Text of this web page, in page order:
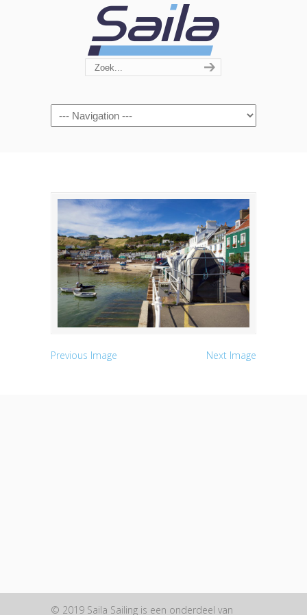
Navigation
Previous Image Next Image
© 2019 Saila Sailing is een onderdeel van